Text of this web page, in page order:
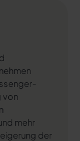
von
mehr
der